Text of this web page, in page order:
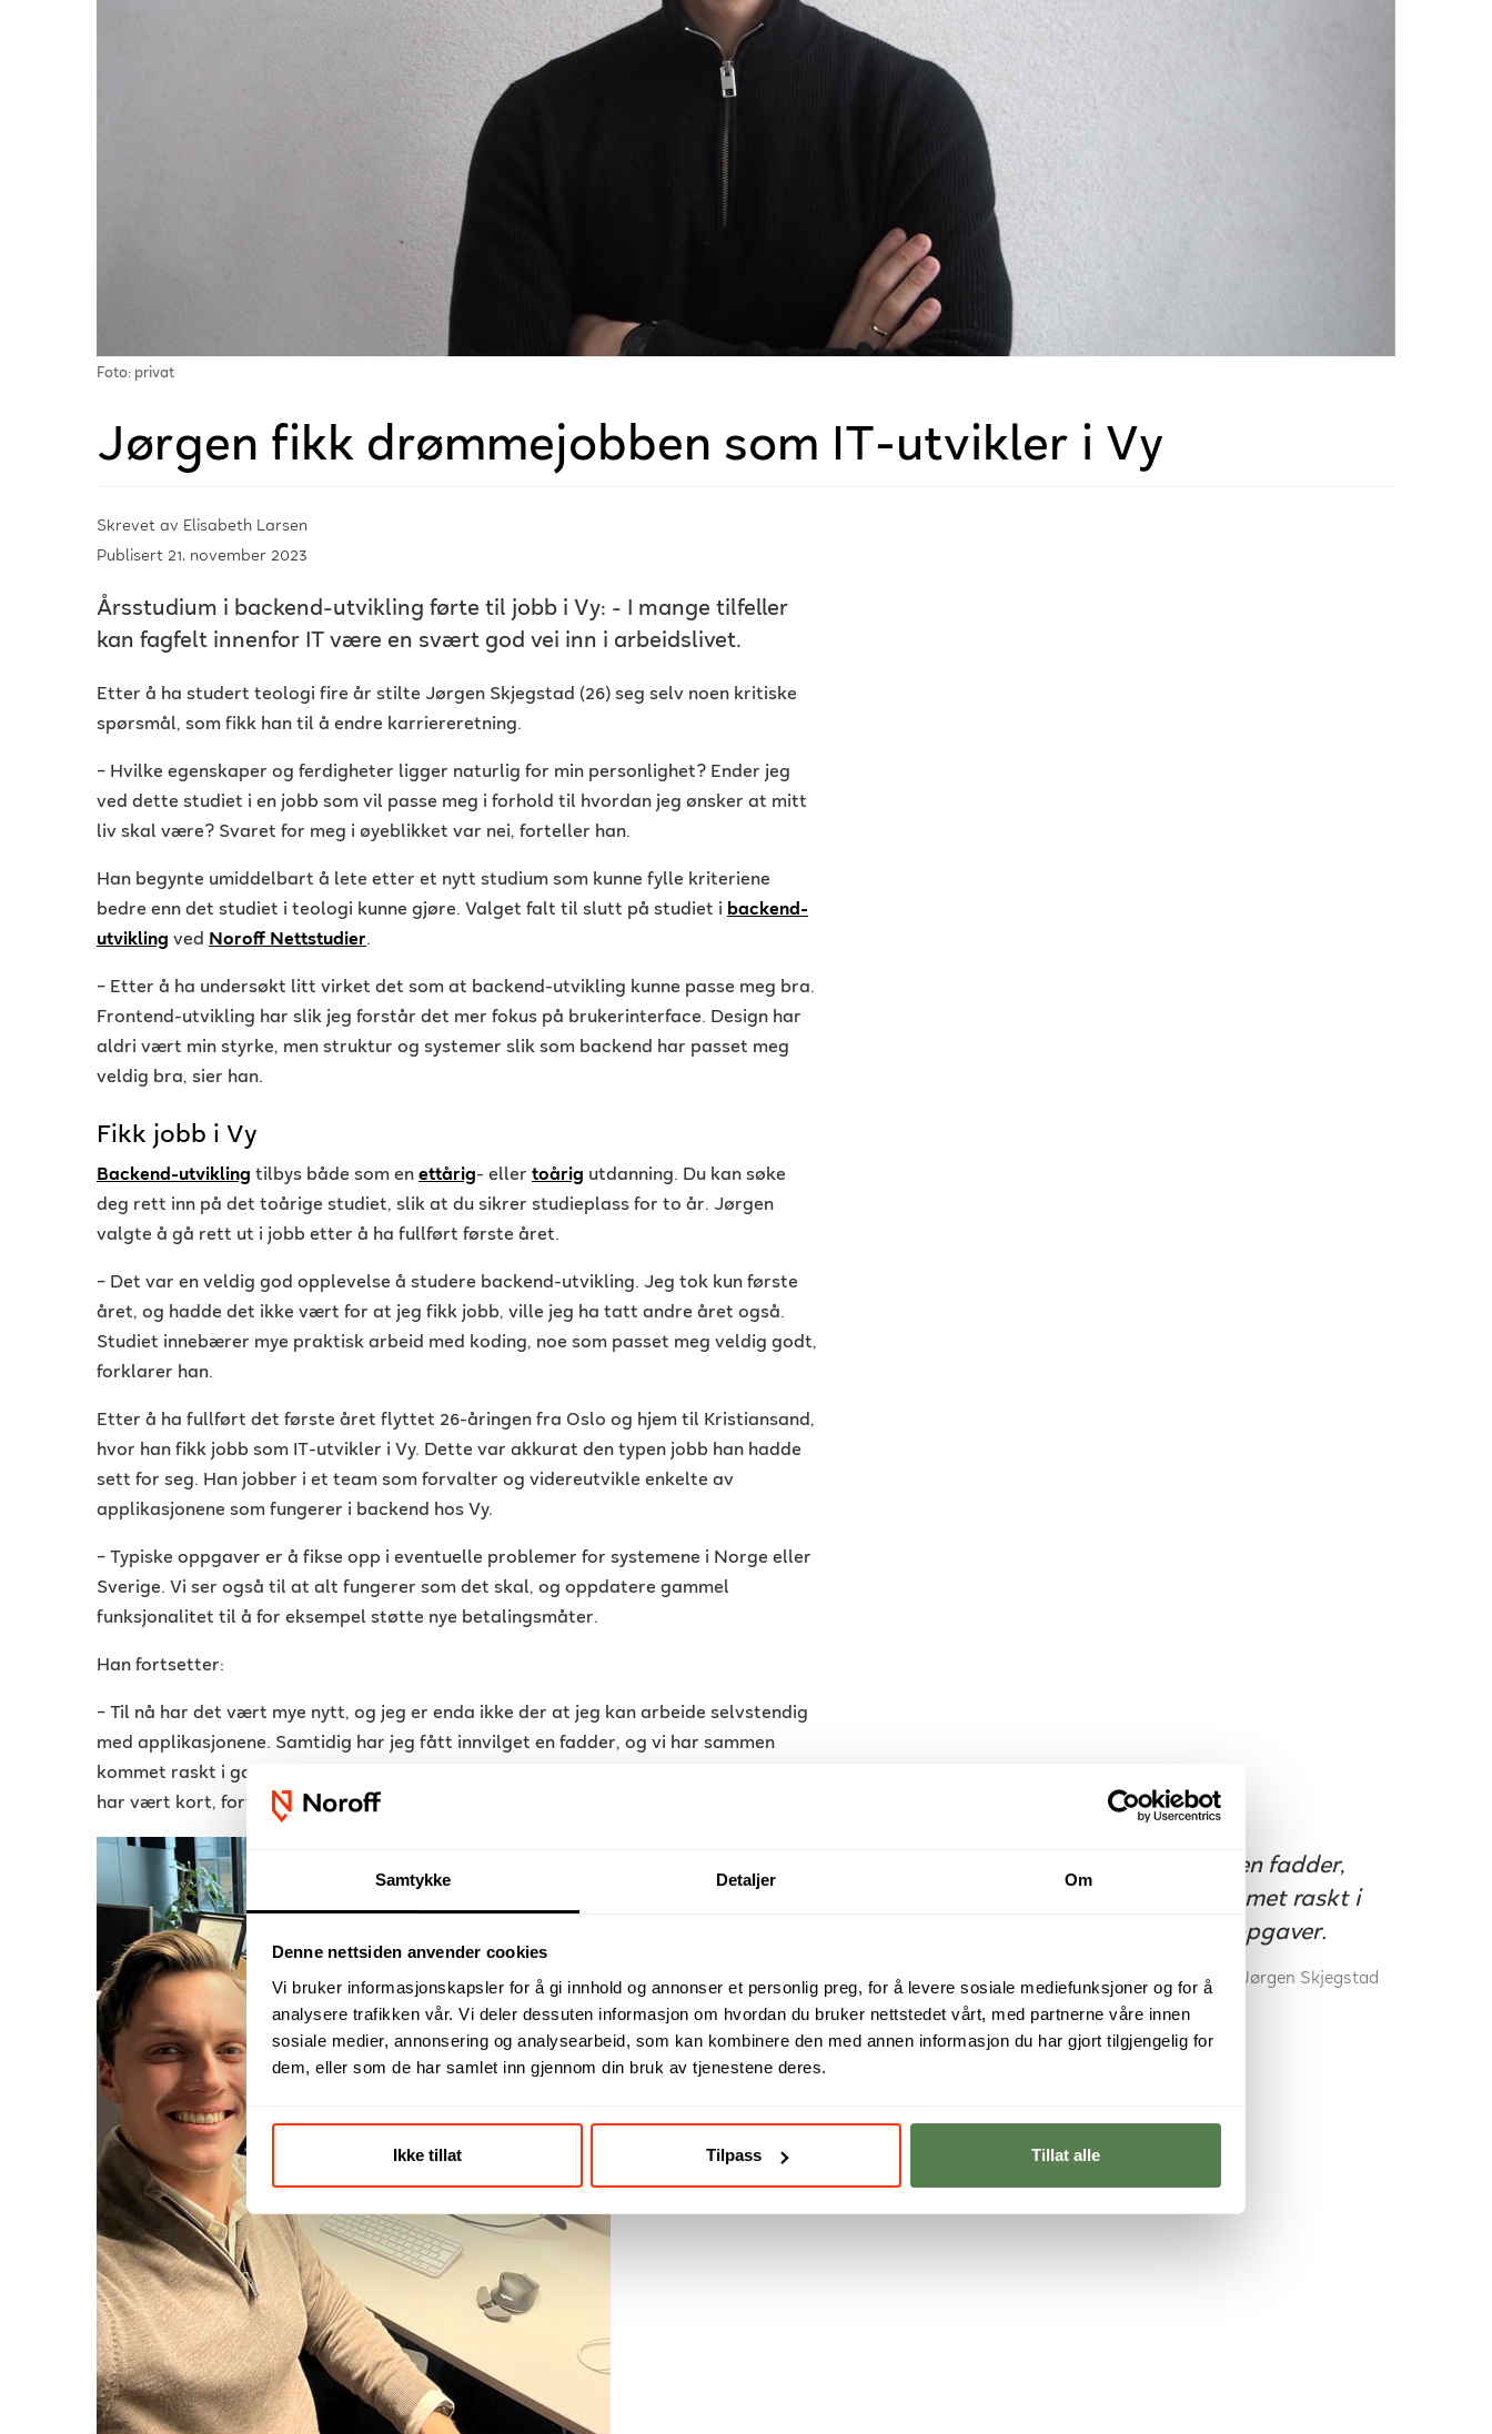
Samtykke Detaljer Om
Denne nettsiden anvender cookies
Vi bruker informasjonskapsler for å gi innhold og annonser et personlig preg, for å levere sosiale mediefunksjoner og for å
analysere trafikken vår. Vi deler dessuten informasjon om hvordan du bruker nettstedet vårt, med partnerne våre innen
sosiale medier, annonsering og analysearbeid, som kan kombinere den med annen informasjon du har gjort tilgjengelig for
dem, eller som de har samlet inn gjennom din bruk av tjenestene deres.
Ikke tillat Tilpass Tillat alle
Foto: privat
Jørgen fikk drømmejobben som IT-utvikler i Vy
Skrevet av Elisabeth Larsen
Publisert 21. november 2023
Årsstudium i backend-utvikling førte til jobb i Vy: - I mange tilfeller
kan fagfelt innenfor IT være en svært god vei inn i arbeidslivet.
Etter å ha studert teologi fire år stilte Jørgen Skjegstad (26) seg selv noen kritiske
spørsmål, som fikk han til å endre karriereretning.
– Hvilke egenskaper og ferdigheter ligger naturlig for min personlighet? Ender jeg
ved dette studiet i en jobb som vil passe meg i forhold til hvordan jeg ønsker at mitt
liv skal være? Svaret for meg i øyeblikket var nei, forteller han.
Han begynte umiddelbart å lete etter et nytt studium som kunne fylle kriteriene
bedre enn det studiet i teologi kunne gjøre. Valget falt til slutt på studiet i backend-
utvikling ved Noroff Nettstudier.
– Etter å ha undersøkt litt virket det som at backend-utvikling kunne passe meg bra.
Frontend-utvikling har slik jeg forstår det mer fokus på brukerinterface. Design har
aldri vært min styrke, men struktur og systemer slik som backend har passet meg
veldig bra, sier han.
Fikk jobb i Vy
Backend-utvikling tilbys både som en ettårig- eller toårig utdanning. Du kan søke
deg rett inn på det toårige studiet, slik at du sikrer studieplass for to år. Jørgen
valgte å gå rett ut i jobb etter å ha fullført første året.
– Det var en veldig god opplevelse å studere backend-utvikling. Jeg tok kun første
året, og hadde det ikke vært for at jeg fikk jobb, ville jeg ha tatt andre året også.
Studiet innebærer mye praktisk arbeid med koding, noe som passet meg veldig godt,
forklarer han.
Etter å ha fullført det første året flyttet 26-åringen fra Oslo og hjem til Kristiansand,
hvor han fikk jobb som IT-utvikler i Vy. Dette var akkurat den typen jobb han hadde
sett for seg. Han jobber i et team som forvalter og videreutvikle enkelte av
applikasjonene som fungerer i backend hos Vy.
– Typiske oppgaver er å fikse opp i eventuelle problemer for systemene i Norge eller
Sverige. Vi ser også til at alt fungerer som det skal, og oppdatere gammel
funksjonalitet til å for eksempel støtte nye betalingsmåter.
Han fortsetter:
– Til nå har det vært mye nytt, og jeg er enda ikke der at jeg kan arbeide selvstendig
med applikasjonene. Samtidig har jeg fått innvilget en fadder, og vi har sammen
kommet raskt i gang med konkrete oppgaver. Veien fra innføring til faktisk arbeid
har vært kort, fortelle Jørgen.
Jeg har fått innvilget en fadder,
og vi har sammen kommet raskt i
gang med konkrete oppgaver.
Jørgen Skjegstad